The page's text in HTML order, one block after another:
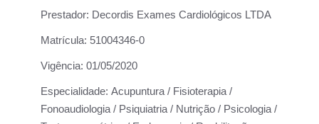
Prestador: Decordis Exames Cardiológicos LTDA
Matrícula: 51004346-0
Vigência: 01/05/2020
Especialidade: Acupuntura / Fisioterapia /
Fonoaudiologia / Psiquiatria / Nutrição / Psicologia /